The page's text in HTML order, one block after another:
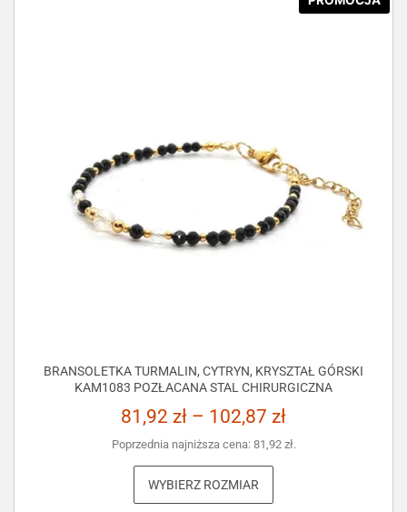
BRANSOLETKA TURMALIN, CYTRYN, KRYSZTAŁ GÓRSKI
KAM1083 POZŁACANA STAL CHIRURGICZNA
81,92 zł – 102,87 zł
Poprzednia najniższa cena: 81,92 zł.
WYBIERZ ROZMIAR